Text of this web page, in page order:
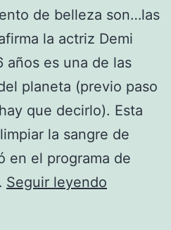
de belleza son…las
la actriz Demi
años es una de las
planeta (previo paso
que decirlo). Esta
la sangre de
en el programa de
Seguir leyendo